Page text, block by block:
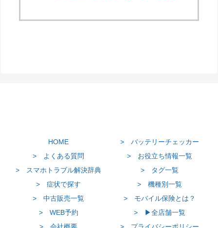
HOME
> バッテリーチェッカー
> よくある質問
> お役立ち情報一覧
> スマホトラブル解決辞典
> タグ一覧
> 症状で探す
> 機種別一覧
> 中古販売一覧
> モバイル保険とは？
> WEB予約
> ▶全店舗一覧
> 会社概要
> プライバシーポリシー